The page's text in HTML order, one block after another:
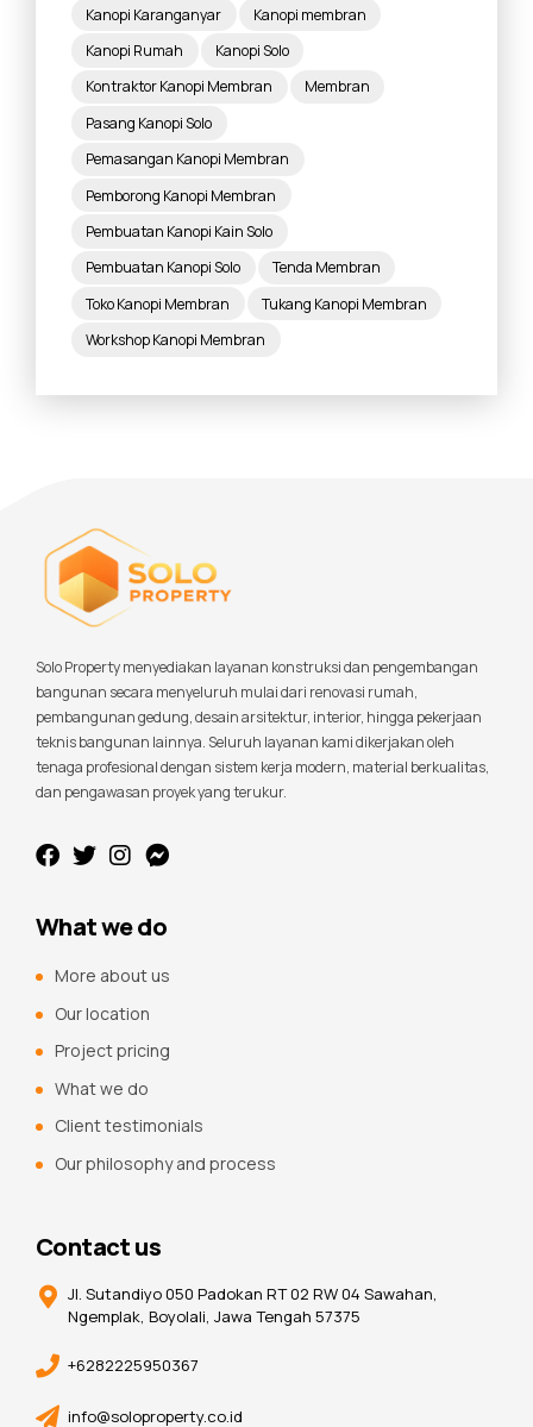
Kanopi Karanganyar
Kanopi membran
Kanopi Rumah
Kanopi Solo
Kontraktor Kanopi Membran
Membran
Pasang Kanopi Solo
Pemasangan Kanopi Membran
Pemborong Kanopi Membran
Pembuatan Kanopi Kain Solo
Pembuatan Kanopi Solo
Tenda Membran
Toko Kanopi Membran
Tukang Kanopi Membran
Workshop Kanopi Membran
Solo Property menyediakan layanan konstruksi dan pengembangan
bangunan secara menyeluruh mulai dari renovasi rumah,
pembangunan gedung, desain arsitektur, interior, hingga pekerjaan
teknis bangunan lainnya. Seluruh layanan kami dikerjakan oleh
tenaga profesional dengan sistem kerja modern, material berkualitas,
dan pengawasan proyek yang terukur.
What we do
More about us
Our location
Project pricing
What we do
Client testimonials
Our philosophy and process
Contact us
Jl. Sutandiyo 050 Padokan RT 02 RW 04 Sawahan,
Ngemplak, Boyolali, Jawa Tengah 57375
+6282225950367
info@soloproperty.co.id